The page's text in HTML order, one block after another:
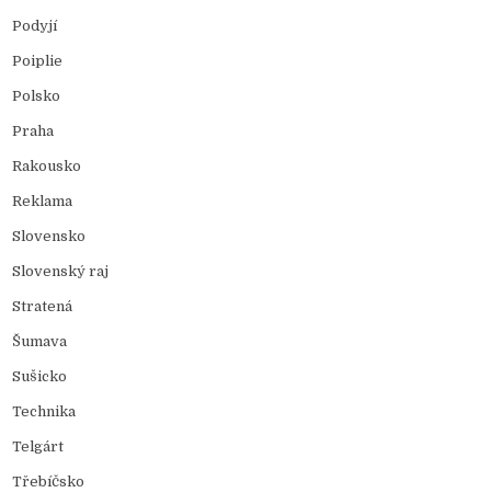
Podyjí
Poiplie
Polsko
Praha
Rakousko
Reklama
Slovensko
Slovenský raj
Stratená
Šumava
Sušicko
Technika
Telgárt
Třebíčsko